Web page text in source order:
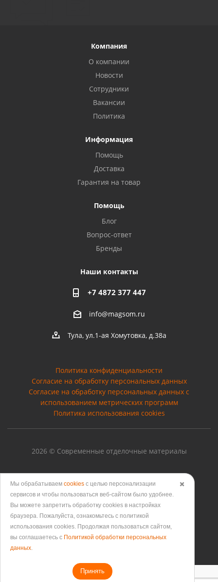
Компания
О компании
Новости
Сотрудники
Вакансии
Политика
Информация
Помощь
Доставка
Гарантия на товар
Помощь
Блог
Вопрос-ответ
Бренды
Наши контакты
+7 4872 377 447
info@magsom.ru
Тула, ул.1-ая Хомутовка, д.38а
Политика конфиденциальности
Согласие на обработку персональных данных
Cогласие на обработку персональных данных с
использованием метрических программ
Политика использования cookies
2026 © Современные отделочные материалы
Версия для печати
✖️
Мы обрабатываем cookies с целью персонализации
сервисов и чтобы пользоваться веб-сайтом было удобнее.
Вы можете запретить обработку сookies в настройках
браузера. Пожалуйста, ознакомьтесь с политикой
использования cookies. Продолжая пользоваться сайтом,
вы соглашаетесь с Политикой обработки персональных
данных.
Принять